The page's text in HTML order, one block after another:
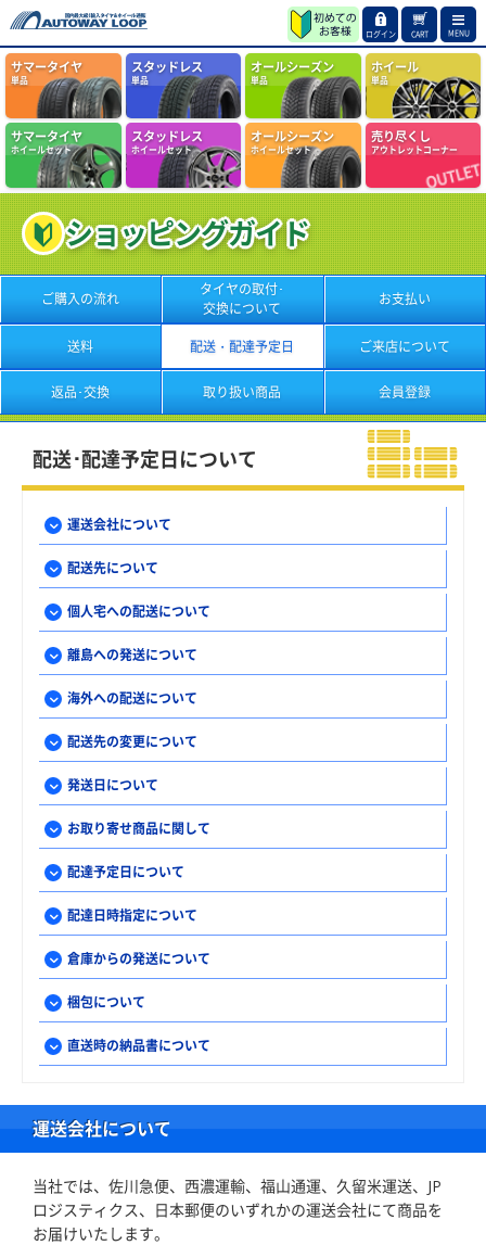
ログイン CART MENU
サマータイヤ
単品
スタッドレス
単品
オールシーズン
単品
ホイール
単品
サマータイヤ
ホイールセット
スタッドレス
ホイールセット
オールシーズン
ホイールセット
売り尽くし
アウトレットコーナー
ショッピングガイド
ご購入の流れ
タイヤの取付･
交換について
お支払い
送料 配送・配達予定日 ご来店について
返品･交換 取り扱い商品 会員登録
配送･配達予定日について
運送会社について
配送先について
個人宅への配送について
離島への発送について
海外への配送について
配送先の変更について
発送日について
お取り寄せ商品に関して
配達予定日について
配達日時指定について
倉庫からの発送について
梱包について
直送時の納品書について
運送会社について
当社では、佐川急便、西濃運輸、福山通運、久留米運送、JP
ロジスティクス、日本郵便のいずれかの運送会社にて商品を
お届けいたします。